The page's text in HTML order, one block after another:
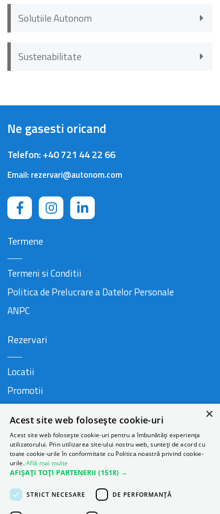
Solutiile Autonom
Sustenabilitate
Ne gasesti oricand
Telefon:+40 721 44 22 66
Email: rezervari@autonom.com
Termene
Termeni si Conditii
Politica de Prelucrare a Datelor Personale
ANPC
Rezervari
Locatii
Promotii
Companie
Contact
Despre Autonom
×
Acest site web folosește cookie-uri
Acest site web folosește cookie-uri pentru a îmbunătăți experiența
utilizatorului. Prin utilizarea site-ului nostru web, sunteți de acord cu
toate cookie-urile în conformitate cu Politica noastră privind cookie-
urile.Află mai multe
AFIȘAȚI TOȚI PARTENERII (1518) →
STRICT NECESARE DE PERFORMANȚĂ